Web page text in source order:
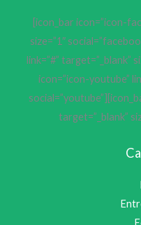
[icon_bar icon=”icon-
size=”1″
link=”#” target=”_blank”
icon=”icon-youtube”
target=”_blank”